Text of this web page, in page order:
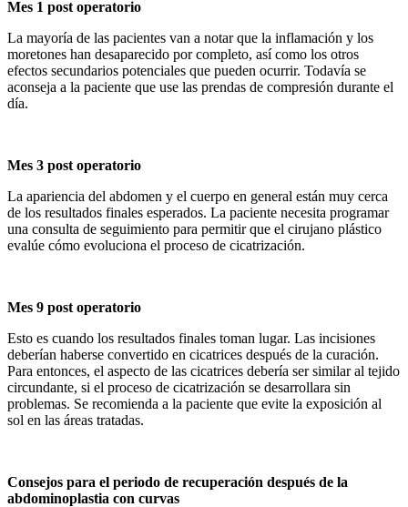
Mes 1 post operatorio
La mayoría de las pacientes van a notar que la inflamación y los
moretones han desaparecido por completo, así como los otros
efectos secundarios potenciales que pueden ocurrir. Todavía se
aconseja a la paciente que use las prendas de compresión durante el
día.
Mes 3 post operatorio
La apariencia del abdomen y el cuerpo en general están muy cerca
de los resultados finales esperados. La paciente necesita programar
una consulta de seguimiento para permitir que el cirujano plástico
evalúe cómo evoluciona el proceso de cicatrización.
Mes 9 post operatorio
Esto es cuando los resultados finales toman lugar. Las incisiones
deberían haberse convertido en cicatrices después de la curación.
Para entonces, el aspecto de las cicatrices debería ser similar al tejido
circundante, si el proceso de cicatrización se desarrollara sin
problemas. Se recomienda a la paciente que evite la exposición al
sol en las áreas tratadas.
Consejos para el periodo de recuperación después de la
abdominoplastia con curvas